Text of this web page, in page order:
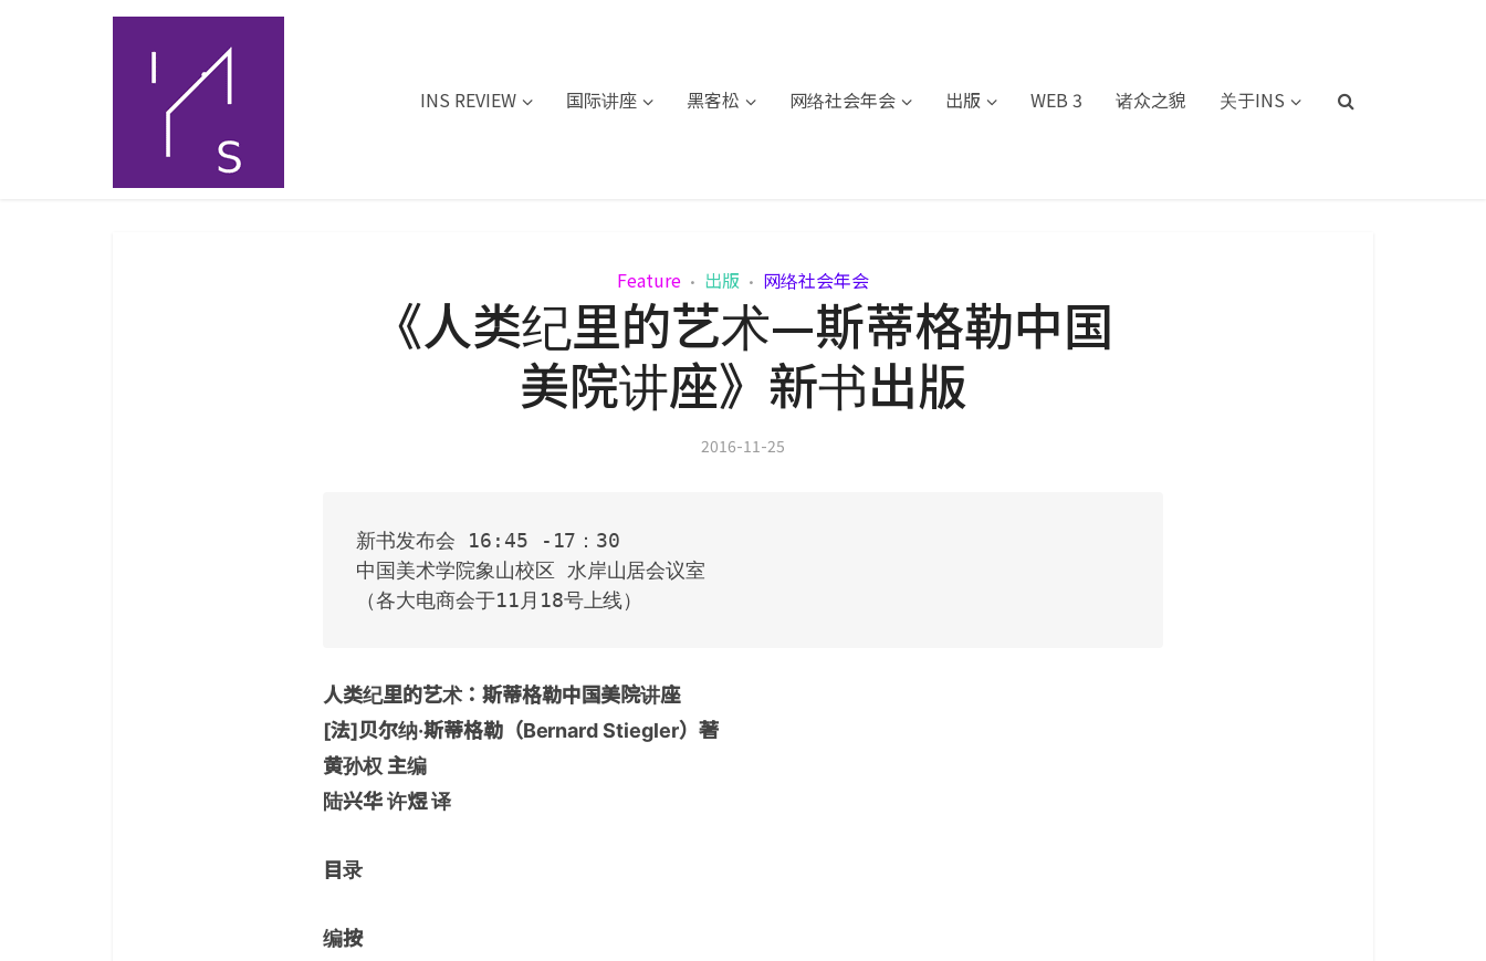
INS REVIEW 国际讲座 黑客松 网络社会年会 出版 WEB 3 诸众之貌 关于INS
Feature • 出版 • 网络社会年会
《人类纪里的艺术—斯蒂格勒中国
美院讲座》新书出版
2016-11-25
新书发布会 16:45 -17：30
中国美术学院象山校区 水岸山居会议室
（各大电商会于11月18号上线）
人类纪里的艺术：斯蒂格勒中国美院讲座
[法]贝尔纳·斯蒂格勒（Bernard Stiegler）著
黄孙权 主编
陆兴华 许煜 译
目录
编按